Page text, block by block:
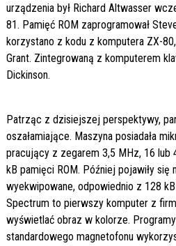
urządzenia był Richard Altwasser
81. Pamięć ROM zaprogramował
korzystano z kodu z komputera ZX-
Grant. Zintegrowaną z komputerem
Dickinson.
Patrząc z dzisiejszej perspektywy,
oszałamiające. Maszyna posiadała
pracujący z zegarem 3,5 MHz, 16 lub
kB pamięci ROM. Później pojawiły
wyekwipowane, odpowiednio z 128
Spectrum to pierwszy komputer z
wyświetlać obraz w kolorze.
standardowego magnetofonu